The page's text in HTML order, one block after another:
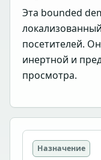
Эта bounded
посетителей.
инертной и
просмотра.
Назначение